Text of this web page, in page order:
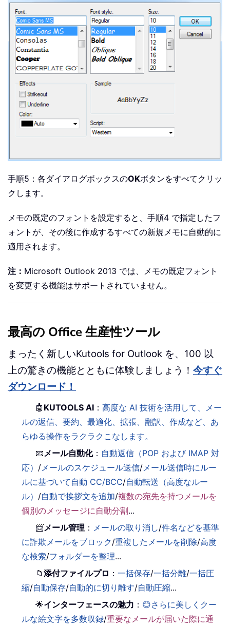
手順5：各ダイアログボックスのOKボタンをすべてクリッ
クします。
メモの既定のフォントを設定すると、手順4 で指定したフ
ォントが、その後に作成するすべての新規メモに自動的に
適用されます。
注： Microsoft Outlook 2013 では、メモの既定フォント
を変更する機能はサポートされていません。
最高の Office 生産性ツール
まったく新しいKutools for Outlook を、100 以
上の驚きの機能とともに体験しましょう！ 今すぐ
ダウンロード！
🤖 KUTOOLS AI ：高度な AI 技術を活用して、メー
ルの返信、要約、最適化、拡張、翻訳、作成など、あ
らゆる操作をラクラクこなします。
📧 メール自動化： 自動返信（POP および IMAP 対
応） / メールのスケジュール送信/ メール送信時にルー
ルに基づいて自動 CC/BCC/自動転送（高度なルー
ル） /自動で挨拶文を追加/複数の宛先を持つメールを
個別のメッセージに自動分割...
📨メール管理 ： メールの取り消し/件名などを基準
に詐欺メールをブロック/重複したメールを削除/高度
な検索/フォルダーを整理...
📁添付ファイルプロ ：一括保存/一括分離/一括圧
縮/自動保存/自動的に切り離す/自動圧縮...
🌟インターフェースの魅力 ： 😊さらに美しくクー
ルな絵文字を多数収録/重要なメールが届いた際に通